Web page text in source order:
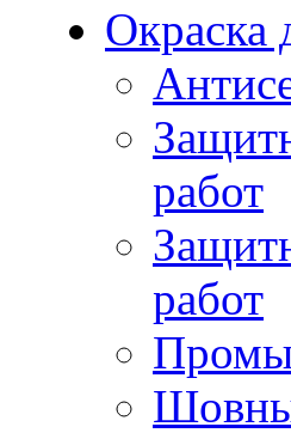
Окраска
работ
работ